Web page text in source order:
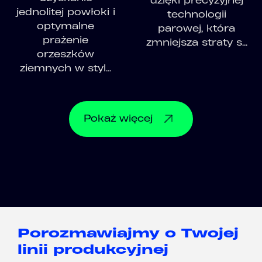
jednolitej powłoki i
optymalne
prażenie
orzeszków
ziemnych w styl...
technologii
parowej, która
zmniejsza straty s...
Pokaż więcej
Porozmawiajmy o Twojej
linii produkcyjnej